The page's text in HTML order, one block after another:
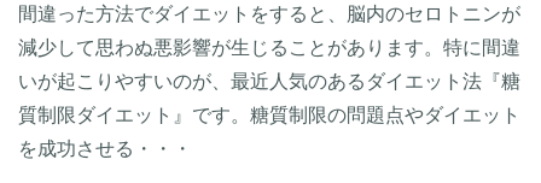
間違った方法でダイエットをすると、脳内のセロトニンが
減少して思わぬ悪影響が生じることがあります。特に間違
いが起こりやすいのが、最近人気のあるダイエット法『糖
質制限ダイエット』です。糖質制限の問題点やダイエット
を成功させる・・・